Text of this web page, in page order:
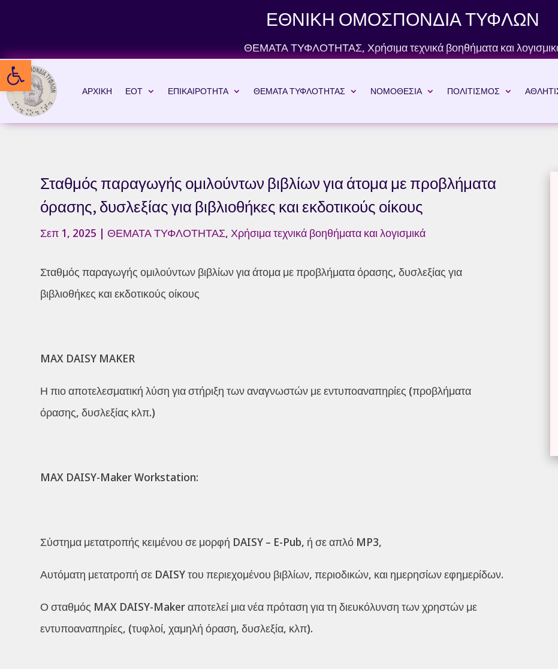
Ανοίξτε τη γραμμή εργαλείων
ΕΘΝΙΚΗ ΟΜΟΣΠΟΝΔΙΑ ΤΥΦΛΩΝ
ΘΕΜΑΤΑ ΤΥΦΛΟΤΗΤΑΣ, Χρήσιμα τεχνικά βοηθήματα και
ΑΡΧΙΚΗ ΕΟΤ ΕΠΙΚΑΙΡΟΤΗΤΑ ΘΕΜΑΤΑ ΤΥΦΛΟΤΗΤΑΣ ΝΟΜΟΘΕΣΙΑ ΠΟΛΙΤΙΣΜΟΣ
Σταθμός παραγωγής ομιλούντων βιβλίων για άτομα με προβλήματα
όρασης, δυσλεξίας για βιβλιοθήκες και εκδοτικούς οίκους
Σεπ 1, 2025 |ΘΕΜΑΤΑ ΤΥΦΛΟΤΗΤΑΣ, Χρήσιμα τεχνικά βοηθήματα και λογισμικά
Σταθμός παραγωγής ομιλούντων βιβλίων για άτομα με προβλήματα όρασης, δυσλεξίας για
βιβλιοθήκες και εκδοτικούς οίκους
MAX DAISY MAKER
Η πιο αποτελεσματική λύση για στήριξη των αναγνωστών με εντυποαναπηρίες (προβλήματα
όρασης, δυσλεξίας κλπ.)
MAX DAISY-Maker Workstation:
Σύστημα μετατροπής κειμένου σε μορφή DAISY – E-Pub, ή σε απλό MP3,
Αυτόματη μετατροπή σε DAISY του περιεχομένου βιβλίων, περιοδικών, και ημερησίων εφημερίδων.
Ο σταθμός MAX DAISY-Maker αποτελεί μια νέα πρόταση για τη διευκόλυνση των χρηστών με
εντυποαναπηρίες, (τυφλοί, χαμηλή όραση, δυσλεξία, κλπ).